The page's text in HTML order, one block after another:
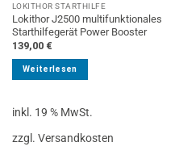
LOKITHOR STARTHILFE
Lokithor J2500 multifunktionales
Starthilfegerät Power Booster
139,00 €
Weiterlesen
inkl. 19 % MwSt.
zzgl. Versandkosten